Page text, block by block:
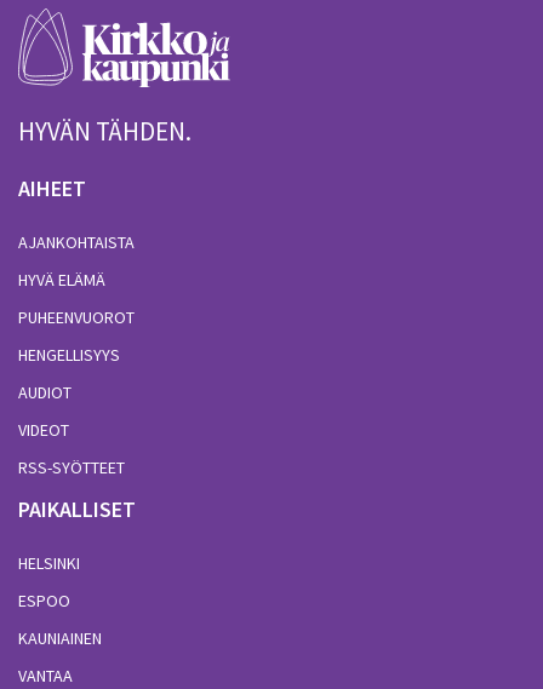
HYVÄN TÄHDEN.
AIHEET
AJANKOHTAISTA
HYVÄ ELÄMÄ
PUHEENVUOROT
HENGELLISYYS
AUDIOT
VIDEOT
RSS-SYÖTTEET
PAIKALLISET
HELSINKI
ESPOO
KAUNIAINEN
VANTAA